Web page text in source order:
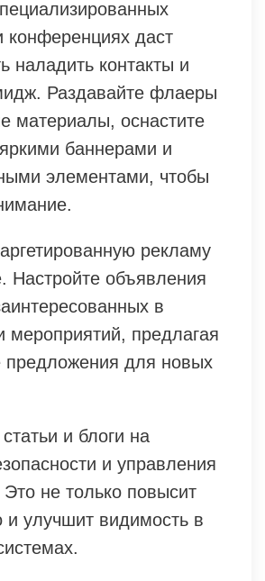
конференциях даст
наладить контакты и
Раздавайте флаеры
материалы, оснастите
баннерами и
элементами, чтобы
рекламу
Настройте объявления
в
мероприятий, предлагая
предложения для новых
и блоги на
и управления
не только повысит
и улучшит видимость в